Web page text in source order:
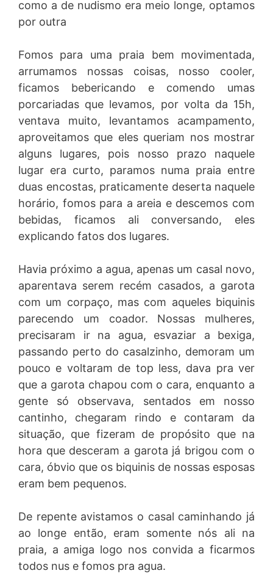
como a de nudismo era meio longe, optamos
por outra
Fomos para uma praia bem movimentada,
arrumamos nossas coisas, nosso cooler,
ficamos bebericando e comendo umas
porcariadas que levamos, por volta da 15h,
ventava muito, levantamos acampamento,
aproveitamos que eles queriam nos mostrar
alguns lugares, pois nosso prazo naquele
lugar era curto, paramos numa praia entre
duas encostas, praticamente deserta naquele
horário, fomos para a areia e descemos com
bebidas, ficamos ali conversando, eles
explicando fatos dos lugares.
Havia próximo a agua, apenas um casal novo,
aparentava serem recém casados, a garota
com um corpaço, mas com aqueles biquinis
parecendo um coador. Nossas mulheres,
precisaram ir na agua, esvaziar a bexiga,
passando perto do casalzinho, demoram um
pouco e voltaram de top less, dava pra ver
que a garota chapou com o cara, enquanto a
gente só observava, sentados em nosso
cantinho, chegaram rindo e contaram da
situação, que fizeram de propósito que na
hora que desceram a garota já brigou com o
cara, óbvio que os biquinis de nossas esposas
eram bem pequenos.
De repente avistamos o casal caminhando já
ao longe então, eram somente nós ali na
praia, a amiga logo nos convida a ficarmos
todos nus e fomos pra agua.